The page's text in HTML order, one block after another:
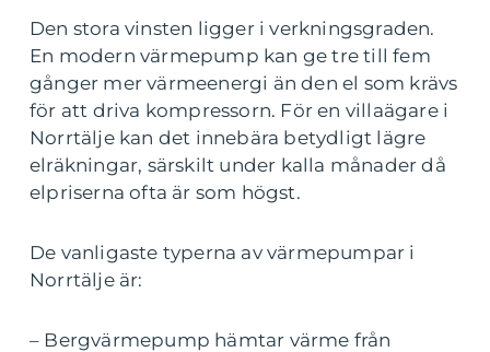
Den stora vinsten ligger i verkningsgraden.
En modern värmepump kan ge tre till fem
gånger mer värmeenergi än den el som krävs
för att driva kompressorn. För en villaägare i
Norrtälje kan det innebära betydligt lägre
elräkningar, särskilt under kalla månader då
elpriserna ofta är som högst.
De vanligaste typerna av värmepumpar i
Norrtälje är:
– Bergvärmepump hämtar värme från